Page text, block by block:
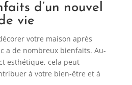
d’un nouvel
vie
votre maison après
a de nombreux bienfaits. Au-
esthétique, cela peut
à votre bien-être et à